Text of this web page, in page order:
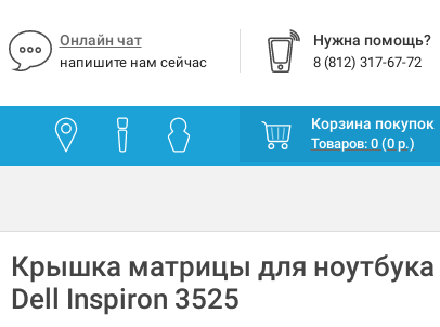
Онлайн чат
напишите нам сейчас
Нужна помощь?
8 (812) 317-67-72
Корзина покупок
Товаров: 0 (0 р.)
Крышка матрицы для ноутбука
Dell Inspiron 3525